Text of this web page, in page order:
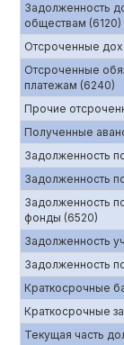
Задолженность
обществам (6120)
Отсроченные
Отсроченные
платежам (6240)
Прочие
Полученные
Задолженность
Задолженность
Задолженность
фонды (6520)
Задолженность
Задолженность
Краткосрочные
Краткосрочные
Текущая часть